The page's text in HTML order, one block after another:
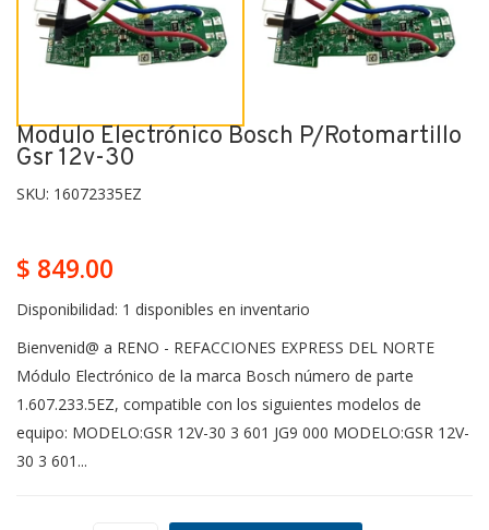
Modulo Electrónico Bosch P/rotomartillo
Gsr 12v-30
SKU: 16072335EZ
$ 849.00
Disponibilidad: 1 disponibles en inventario
Bienvenid@ a RENO - REFACCIONES EXPRESS DEL NORTE
Módulo Electrónico de la marca Bosch número de parte
1.607.233.5EZ, compatible con los siguientes modelos de
equipo: MODELO:GSR 12V-30 3 601 JG9 000 MODELO:GSR 12V-
30 3 601...